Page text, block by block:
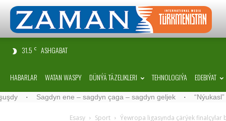
31.5 C ASHGABAT
HABARLAR WATAN WASPY DÜNÝÄ TÄZELIKLERI TEHNOLOGIÝA EDEBIÝAT
· Sagdyn ene – sagdyn çaga – sagdyn geljek · “Nýukasl”
Esasy Sport Ýewropa ligasynda çärýek finalçylar